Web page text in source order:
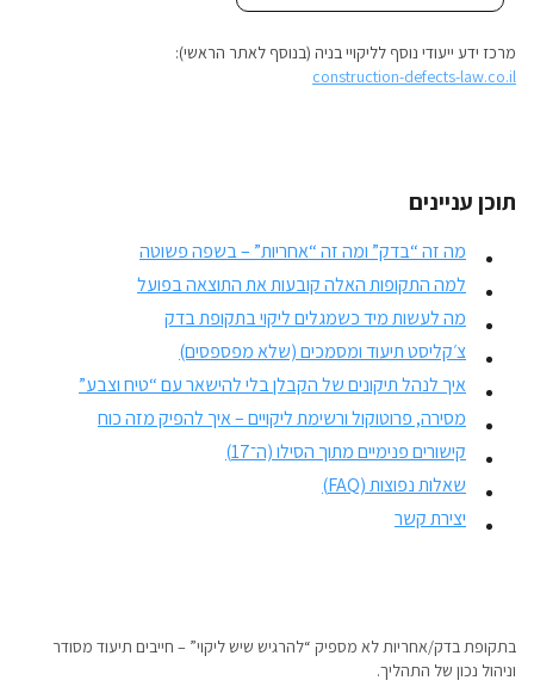
מרכז ידע ייעודי נוסף לליקויי בניה (בנוסף לאתר הראשי):
construction-defects-law.co.il
תוכן עניינים
מה זה “בדק” ומה זה “אחריות” – בשפה פשוטה
למה התקופות האלה קובעות את התוצאה בפועל
מה לעשות מיד כשמגלים ליקוי בתקופת בדק
צ׳קליסט תיעוד ומסמכים (שלא מפספסים)
איך לנהל תיקונים של הקבלן בלי להישאר עם “טיח וצבע”
מסירה, פרוטוקול ורשימת ליקויים – איך להפיק מזה כוח
קישורים פנימיים מתוך הסילו (ה־17)
שאלות נפוצות (FAQ)
יצירת קשר
בתקופת בדק/אחריות לא מספיק “להרגיש שיש ליקוי” – חייבים תיעוד מסודר
וניהול נכון של התהליך.